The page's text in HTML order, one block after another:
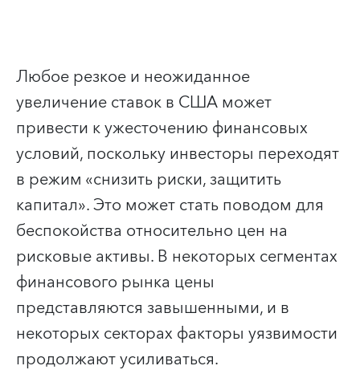
Любое резкое и неожиданное
увеличение ставок в США может
привести к ужесточению финансовых
условий, поскольку инвесторы переходят
в режим «снизить риски, защитить
капитал». Это может стать поводом для
беспокойства относительно цен на
рисковые активы. В некоторых сегментах
финансового рынка цены
представляются завышенными, и в
некоторых секторах факторы уязвимости
продолжают усиливаться.